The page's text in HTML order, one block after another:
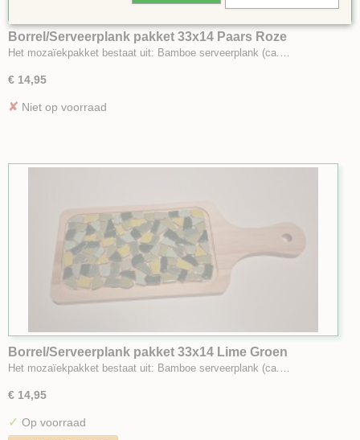
Borrel/Serveerplank pakket 33x14 Paars Roze
Het mozaïekpakket bestaat uit: Bamboe serveerplank (ca.…
€ 14,95
✘ Niet op voorraad
Borrel/Serveerplank pakket 33x14 Lime Groen
Het mozaïekpakket bestaat uit: Bamboe serveerplank (ca.…
€ 14,95
✓ Op voorraad